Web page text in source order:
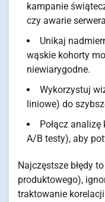
kampanie
czy awarie
Unikaj
wąskie kohorty
niewiarygodne.
Wykorzystuj
liniowe) do
Połącz
A/B testy), aby
Najczęstsze błędy
produktowego),
traktowanie